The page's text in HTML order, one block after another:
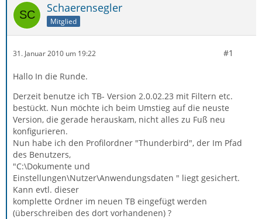
Schaerensegler
Mitglied
31. Januar 2010 um 19:22 #1
Hallo In die Runde.
Derzeit benutze ich TB- Version 2.0.02.23 mit Filtern etc.
bestückt. Nun möchte ich beim Umstieg auf die neuste
Version, die gerade herauskam, nicht alles zu Fuß neu
konfigurieren.
Nun habe ich den Profilordner "Thunderbird", der Im Pfad
des Benutzers,
"C:\Dokumente und
Einstellungen\Nutzer\Anwendungsdaten " liegt gesichert.
Kann evtl. dieser
komplette Ordner im neuen TB eingefügt werden
(überschreiben des dort vorhandenen) ?